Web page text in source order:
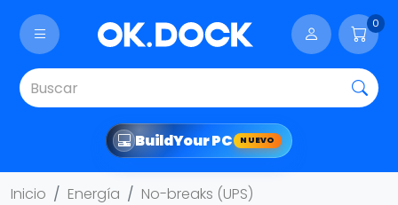
0
BuildYour PC NUEVO
Inicio Energía No-breaks (UPS)